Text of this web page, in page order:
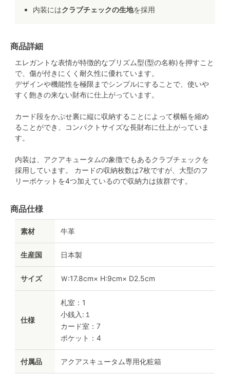
内装にはクラブチェックの生地を採用
商品詳細
エレガントな表情が特徴的なプリズム型(型の名称)を押すこと
で、傷が付きにくく耐久性に優れています。
デザインや機能性を極限までシンプルにすることで、使いや
すく飽きの来ない財布に仕上がっています。
カード段をかぶせ裏に縦に収納することによって横幅を縮め
ることができ、コンパクトサイズな長財布に仕上がっていま
す。
内装は、アクアキュータムの象徴でもあるクラブチェックを
採用しています。 カードの収納枚数は7枚ですが、大型のフ
リーポケットを4つ加えているので収納力は抜群です。
商品仕様
素材 牛革
生産国 日本製
サイズ Ｗ:17.8cm× H:9cm× D2.5cm
仕様
札室：1
小銭入:１
カード室：7
ポケット：4
付属品 アクアスキュータム専用化粧箱